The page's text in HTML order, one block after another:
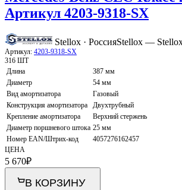
Артикул 4203-9318-SX
Stellox · РоссияStellox —
Артикул: 4203-9318-SX
316 ШТ
Длина
387 мм
Диаметр
54 мм
Вид амортизатора
Газовый
Конструкция амортизатора
Двухтрубный
Крепление амортизатора
Верхний стержень
Диаметр поршневого штока 25 мм
Номер EAN/Штрих-код
4057276162457
ЦЕНА
5 670₽
В КОРЗИНУ